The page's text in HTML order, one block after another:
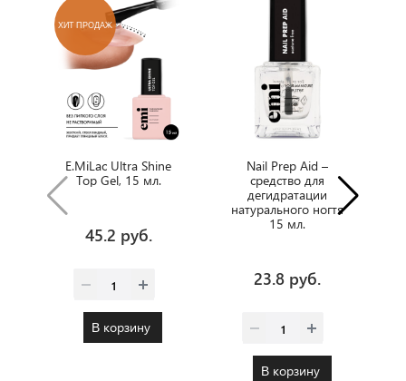
ХИТ ПРОДАЖ
E.MiLac Ultra Shine
Top Gel, 15 мл.
45.2 руб.
В корзину
Nail Prep Aid –
средство для
дегидратации
натурального ногтя
15 мл.
23.8 руб.
В корзину